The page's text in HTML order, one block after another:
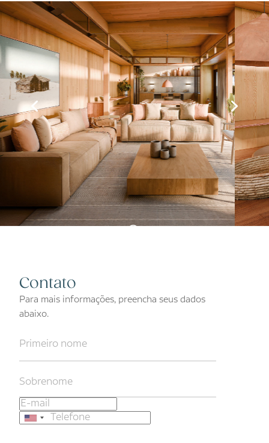
Contato
Para mais informações, preencha seus dados
abaixo.